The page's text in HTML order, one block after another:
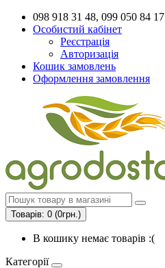
098 918 31 48, 099 050 84 17
Особистий кабінет
Реєстрація
Авторизація
Кошик замовлень
Оформлення замовлення
Товарів: 0 (0грн.)
В кошику немає товарів :(
Категорії